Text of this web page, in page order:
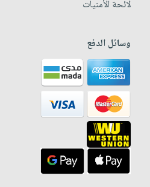
لائحة الأمنيات
وسائل الدفع